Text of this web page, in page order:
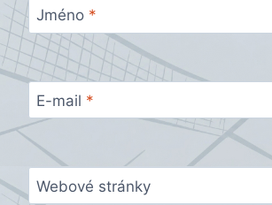
Jméno *
E-mail *
Webové stránky